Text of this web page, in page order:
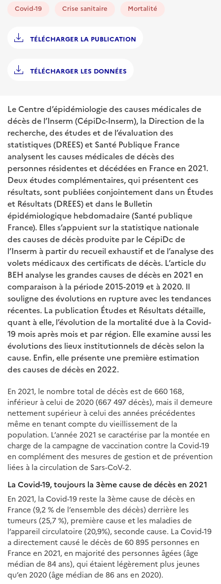
Covid-19 Crise sanitaire Mortalité
TÉLÉCHARGER LA PUBLICATION
TÉLÉCHARGER LES DONNÉES
Le Centre d’épidémiologie des causes médicales de
décès de l’Inserm (CépiDc-Inserm), la Direction de la
recherche, des études et de l’évaluation des
statistiques (DREES) et Santé Publique France
analysent les causes médicales de décès des
personnes résidentes et décédées en France en 2021.
Deux études complémentaires, qui présentent ces
résultats, sont publiées conjointement dans un Études
et Résultats (DREES) et dans le Bulletin
épidémiologique hebdomadaire (Santé publique
France). Elles s’appuient sur la statistique nationale
des causes de décès produite par le CépiDc de
l’Inserm à partir du recueil exhaustif et de l’analyse des
volets médicaux des certificats de décès. L’article du
BEH analyse les grandes causes de décès en 2021 en
comparaison à la période 2015-2019 et à 2020. Il
souligne des évolutions en rupture avec les tendances
récentes. La publication Études et Résultats détaille,
quant à elle, l’évolution de la mortalité due à la Covid-
19 mois après mois et par région. Elle examine aussi les
évolutions des lieux institutionnels de décès selon la
cause. Enfin, elle présente une première estimation
des causes de décès en 2022.
En 2021, le nombre total de décès est de 660 168,
inférieur à celui de 2020 (667 497 décès), mais il demeure
nettement supérieur à celui des années précédentes
même en tenant compte du vieillissement de la
population. L’année 2021 se caractérise par la montée en
charge de la campagne de vaccination contre la Covid-19
en complément des mesures de gestion et de prévention
liées à la circulation de Sars-CoV-2.
La Covid-19, toujours la 3ème cause de décès en 2021
En 2021, la Covid-19 reste la 3ème cause de décès en
France (9,2 % de l’ensemble des décès) derrière les
tumeurs (25,7 %), première cause et les maladies de
l’appareil circulatoire (20,9%), seconde cause. La Covid-19
a directement causé le décès de 60 895 personnes en
France en 2021, en majorité des personnes âgées (âge
médian de 84 ans), qui étaient légèrement plus jeunes
qu’en 2020 (âge médian de 86 ans en 2020).